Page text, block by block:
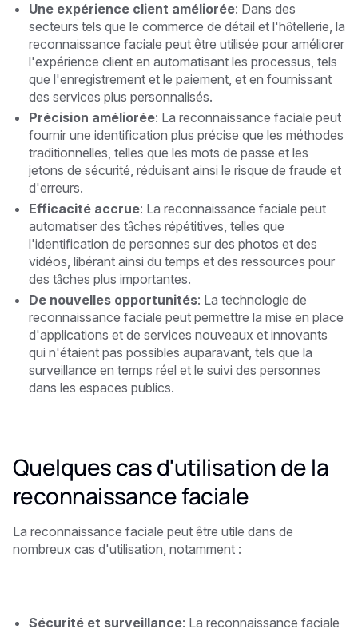
Une expérience client améliorée: Dans des
secteurs tels que le commerce de détail et l'hôtellerie, la
reconnaissance faciale peut être utilisée pour améliorer
l'expérience client en automatisant les processus, tels
que l'enregistrement et le paiement, et en fournissant
des services plus personnalisés.
Précision améliorée: La reconnaissance faciale peut
fournir une identification plus précise que les méthodes
traditionnelles, telles que les mots de passe et les
jetons de sécurité, réduisant ainsi le risque de fraude et
d'erreurs.
Efficacité accrue: La reconnaissance faciale peut
automatiser des tâches répétitives, telles que
l'identification de personnes sur des photos et des
vidéos, libérant ainsi du temps et des ressources pour
des tâches plus importantes.
De nouvelles opportunités: La technologie de
reconnaissance faciale peut permettre la mise en place
d'applications et de services nouveaux et innovants
qui n'étaient pas possibles auparavant, tels que la
surveillance en temps réel et le suivi des personnes
dans les espaces publics.
Quelques cas d'utilisation de la
reconnaissance faciale
La reconnaissance faciale peut être utile dans de
nombreux cas d'utilisation, notamment :
Sécurité et surveillance: La reconnaissance faciale